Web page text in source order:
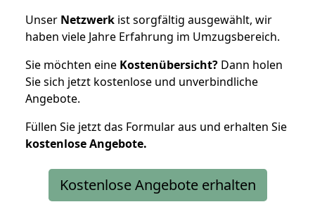
Unser Netzwerk ist sorgfältig ausgewählt, wir
haben viele Jahre Erfahrung im Umzugsbereich.
Sie möchten eine Kostenübersicht? Dann holen
Sie sich jetzt kostenlose und unverbindliche
Angebote.
Füllen Sie jetzt das Formular aus und erhalten Sie
kostenloseAngebote.
Kostenlose Angebote erhalten